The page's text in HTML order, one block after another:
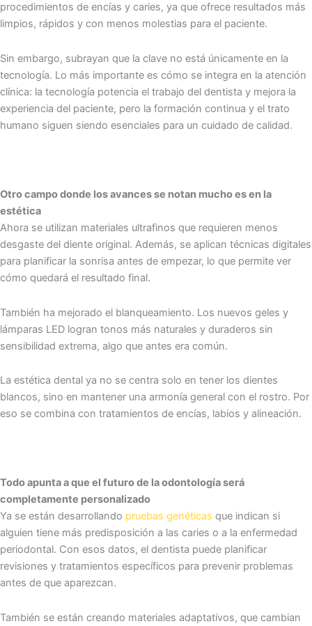
procedimientos de encías y caries, ya que ofrece resultados más
limpios, rápidos y con menos molestias para el paciente.
Sin embargo, subrayan que la clave no está únicamente en la
tecnología. Lo más importante es cómo se integra en la atención
clínica: la tecnología potencia el trabajo del dentista y mejora la
experiencia del paciente, pero la formación continua y el trato
humano siguen siendo esenciales para un cuidado de calidad.
Otro campo donde los avances se notan mucho es en la
estética
Ahora se utilizan materiales ultrafinos que requieren menos
desgaste del diente original. Además, se aplican técnicas digitales
para planificar la sonrisa antes de empezar, lo que permite ver
cómo quedará el resultado final.
También ha mejorado el blanqueamiento. Los nuevos geles y
lámparas LED logran tonos más naturales y duraderos sin
sensibilidad extrema, algo que antes era común.
La estética dental ya no se centra solo en tener los dientes
blancos, sino en mantener una armonía general con el rostro. Por
eso se combina con tratamientos de encías, labios y alineación.
Todo apunta a que el futuro de la odontología será
completamente personalizado
Ya se están desarrollando pruebas genéticas que indican si
alguien tiene más predisposición a las caries o a la enfermedad
periodontal. Con esos datos, el dentista puede planificar
revisiones y tratamientos específicos para prevenir problemas
antes de que aparezcan.
También se están creando materiales adaptativos, que cambian